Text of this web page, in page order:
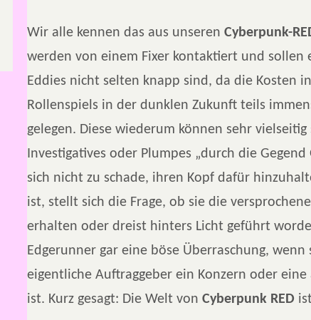
Wir alle kennen das aus unseren Cyberpunk-
werden von einem Fixer kontaktiert und sollen
Eddies nicht selten knapp sind, da die Kosten
Rollenspiels in der dunklen Zukunft teils
gelegen. Diese wiederum können sehr vielseitig
Investigatives oder Plumpes „durch die
sich nicht zu schade, ihren Kopf dafür
ist, stellt sich die Frage, ob sie die
erhalten oder dreist hinters Licht geführt
Edgerunner gar eine böse Überraschung,
eigentliche Auftraggeber ein Konzern oder
ist. Kurz gesagt: Die Welt von Cyberpunk RED